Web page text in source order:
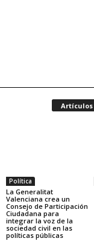
Política
La Generalitat
Valenciana crea un
Consejo de Participación
Ciudadana para
integrar la voz de la
sociedad civil en las
políticas públicas